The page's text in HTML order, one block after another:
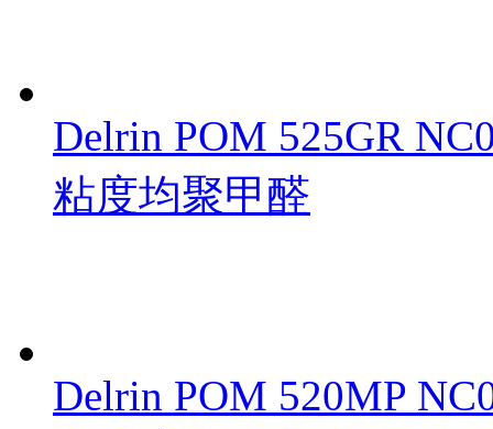
Delrin POM 525GR
粘度均聚甲醛
Delrin POM 520MP